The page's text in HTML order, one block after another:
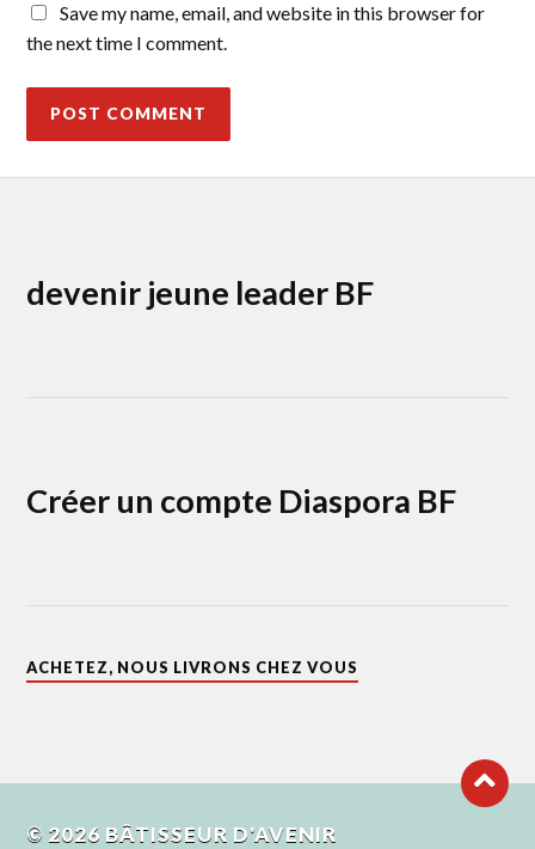
Save my name, email, and website in this browser for
the next time I comment.
devenir jeune leader BF
Créer un compte Diaspora BF
ACHETEZ, NOUS LIVRONS CHEZ VOUS
© 2026 BÂTISSEUR D'AVENIR